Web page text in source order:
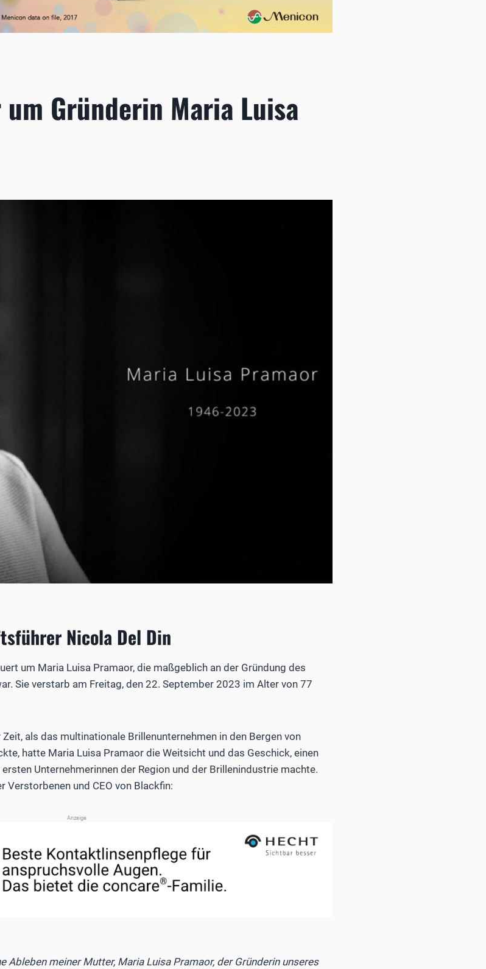
Gründerin Maria Luisa
Nicola Del Din
um Maria Luisa Pramaor, die maßgeblich an der Gründung des
Sie verstarb am Freitag, den 22. September 2023 im Alter von 77
als das multinationale Brillenunternehmen in den Bergen von
hatte Maria Luisa Pramaor die Weitsicht und das Geschick, einen
Unternehmerinnen der Region und der Brillenindustrie machte.
Verstorbenen und CEO von Blackfin:
Anzeige
Ableben meiner Mutter, Maria Luisa Pramaor, der Gründerin unseres